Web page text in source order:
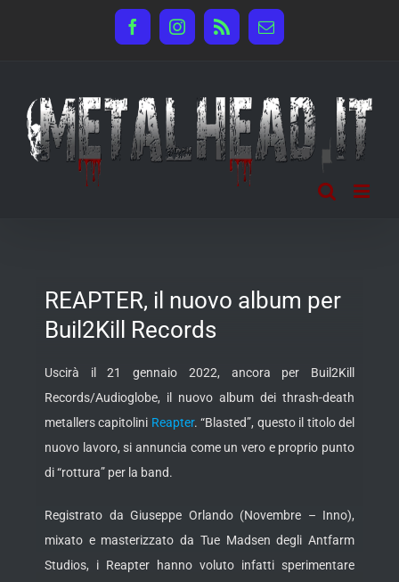
FacebookInstagram
Rss Email
REAPTER, il nuovo album per
Buil2Kill Records
Uscirà il 21 gennaio 2022, ancora per Buil2Kill
Records/Audioglobe, il nuovo album dei thrash-death
metallers capitolini Reapter. “Blasted”, questo il titolo del
nuovo lavoro, si annuncia come un vero eproprio punto
di “rottura” per la band.
Registrato da Giuseppe Orlando (Novembre – Inno),
mixato e masterizzato da Tue Madsen degli Antfarm
Studios, i Reapter hanno voluto infatti sperimentare